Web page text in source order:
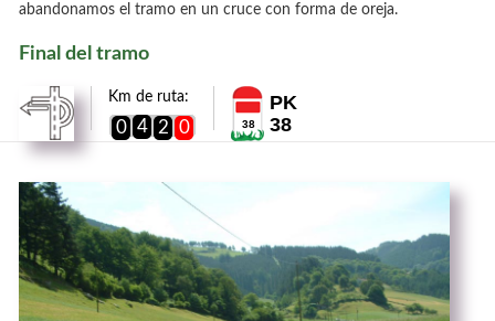
abandonamos el tramo en un cruce con forma de oreja.
Final del tramo
Km de ruta:
0 4 2 0 38
PK
38